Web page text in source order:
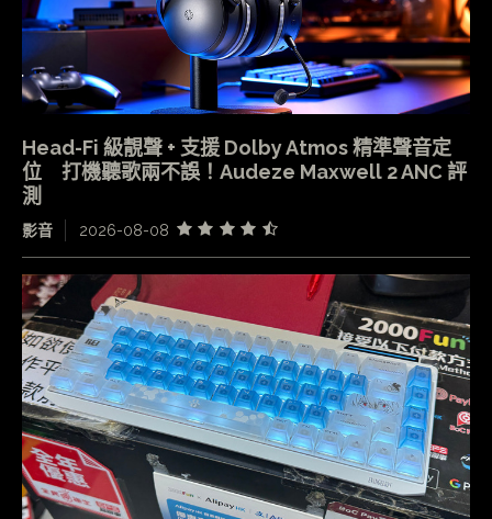
Head-Fi 級靚聲 + 支援 Dolby Atmos 精準聲音定
位 打機聽歌兩不誤！Audeze Maxwell 2 ANC 評
測
影音 2026-08-08